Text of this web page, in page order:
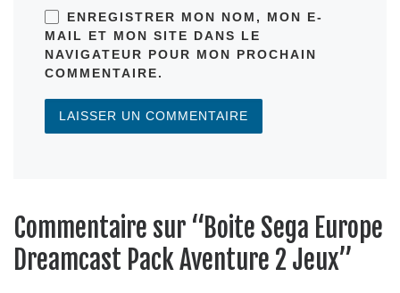
ENREGISTRER MON NOM, MON E-
MAIL ET MON SITE DANS LE
NAVIGATEUR POUR MON PROCHAIN
COMMENTAIRE.
Commentaire sur “Boite Sega Europe
Dreamcast Pack Aventure 2 Jeux”